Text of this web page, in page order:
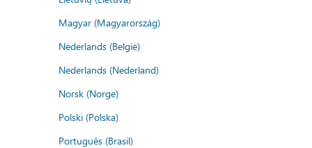
Magyar (Magyarország)
Nederlands (België)
Nederlands (Nederland)
Norsk (Norge)
Polski (Polska)
Português (Brasil)